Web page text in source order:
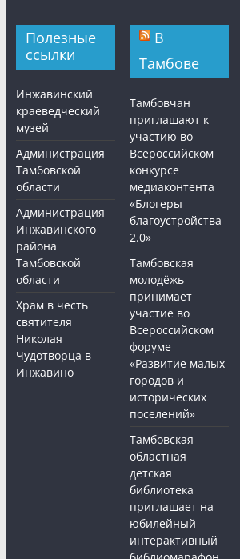
Полезные
ссылки
Инжавинский
краеведческий
музей
Администрация
Тамбовской
области
Администрация
Инжавинского
района
Тамбовской
области
Храм в честь
святителя
Николая
Чудотворца в
Инжавино
В
Тамбове
Тамбовчан
приглашают к
участию во
Всероссийском
конкурсе
медиаконтента
«Блогеры
благоустройства
2.0»
Тамбовская
молодёжь
принимает
участие во
Всероссийском
форуме
«Развитие малых
городов и
исторических
поселений»
Тамбовская
областная
детская
библиотека
приглашает на
юбилейный
интерактивный